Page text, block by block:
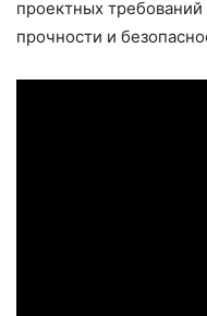
проектных
прочности и